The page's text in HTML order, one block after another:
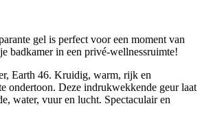
gel is perfect voor een moment van
badkamer in een privé-wellnessruimte!
Earth 46. Kruidig, warm, rijk en
ondertoon. Deze indrukwekkende geur laat
water, vuur en lucht. Spectaculair en